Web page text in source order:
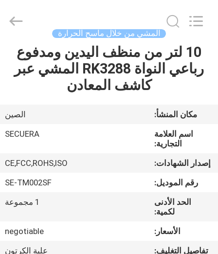
مسكن
معلومات
جولة
المعمل
مراقبة
الجودة
المشي من خلال ماسح الحرارة
10 لتر من منظف اليدين ومدفوع
رباعي النواة RK3288 المشي عبر
كاشف المعادن
مكان المنشأ:
الصين
اسم العلامة
التجارية:
SECUERA
إصدار الشهادات:
CE,FCC,ROHS,ISO
رقم الموديل:
SE-TM002SF
الحد الأدنى
لكمية:
1 مجموعة
الأسعار:
negotiable
تفاصيل التغليف:
علبة الكرتون